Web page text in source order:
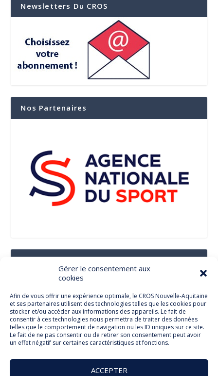
Gérer le consentement aux
cookies
Afin de vous offrir une expérience optimale, le CROS Nouvelle-Aquitaine
et ses partenaires utilisent des technologies telles que les cookies pour
stocker et/ou accéder aux informations des appareils. Le fait de
consentir à ces technologies nous permettra de traiter des données
telles que le comportement de navigation ou les ID uniques sur ce site.
Le fait de ne pas consentir ou de retirer son consentement peut avoir
un effet négatif sur certaines caractéristiques et fonctions.
ACCEPTER
Newsletters Du CROS
Nos Partenaires
Suivez-Nous Sur Les Réseaux Sociaux
Facebook